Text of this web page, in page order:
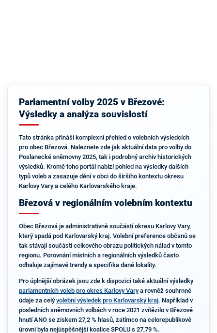
Parlamentní volby 2025 v Březové:
Výsledky a analýza souvislostí
Tato stránka přináší komplexní přehled o volebních výsledcích
pro obec Březová. Naleznete zde jak aktuální data pro volby do
Poslanecké sněmovny 2025, tak i podrobný archiv historických
výsledků. Kromě toho portál nabízí pohled na výsledky dalších
typů voleb a zasazuje dění v obci do širšího kontextu okresu
Karlovy Vary a celého Karlovarského kraje.
Březová v regionálním volebním kontextu
Obec Březová je administrativně součástí okresu Karlovy Vary,
který spadá pod Karlovarský kraj. Volební preference občanů se
tak stávají součástí celkového obrazu politických nálad v tomto
regionu. Porovnání místních a regionálních výsledků často
odhaluje zajímavé trendy a specifika dané lokality.
Pro úplnější obrázek jsou zde k dispozici také aktuální výsledky
parlamentních voleb pro okres Karlovy Varya rovněž souhrnné
údaje za celý volební výsledek pro Karlovarský kraj. Například v
posledních sněmovních volbách v roce 2021 zvítězilo v Březové
hnutí ANO se ziskem 27,2 % hlasů, zatímco na celorepublikové
úrovni byla nejúspěšnější koalice SPOLU s 27,79 %.